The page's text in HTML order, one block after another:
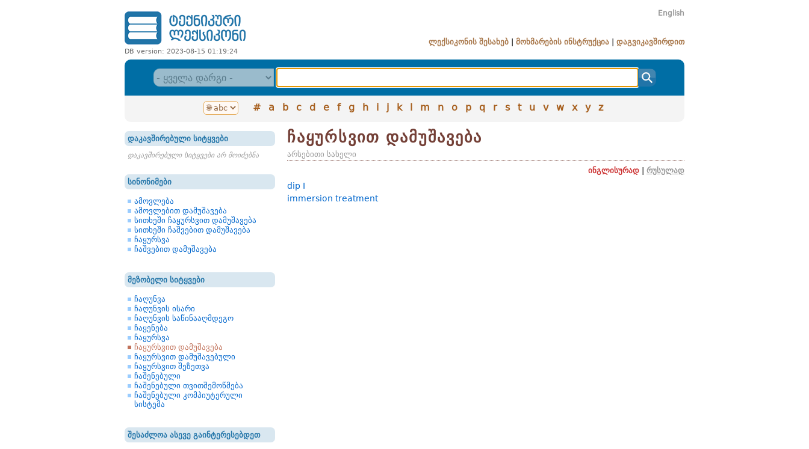
DB version: 2023-08-15 01:19:24
English
ლექსიკონის შესახებ მოხმარების ინსტრუქცია დაგვიკავშირდით
# a b c d e f g h i j k l m n o p q r s t u v w x y z
დაკავშირებული სიტყვები
დაკავშირებული სიტყვები არ მოიძებნა
სინონიმები
ამოვლება
ამოვლებით დამუშავება
სითხეში ჩაყურსვით დამუშავება
სითხეში ჩაშვებით დამუშავება
ჩაყურსვა
ჩაშვებით დამუშავება
მეზობელი სიტყვები
ჩაღუნვა
ჩაღუნვის ისარი
ჩაღუნვის საწინააღმდეგო
ჩაყენება
ჩაყურსვა
ჩაყურსვით დამუშავება
ჩაყურსვით დამუშავებული
ჩაყურსვით შეზეთვა
ჩაშენებული
ჩაშენებული თვითშემოწმება
ჩაშენებული კომპიუტერული
სისტემა
შესაძლოა ასევე გაინტერესებდეთ
ჩაყურსვით დამუშავება
არსებითი სახელი
ინგლისურად
რუსულად
dip I
immersion treatment